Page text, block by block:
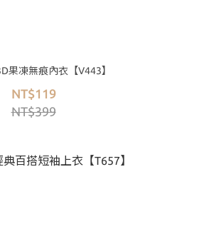
果凍無痕內衣【V443】
NT$119
NT$399